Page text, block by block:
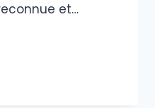
et…